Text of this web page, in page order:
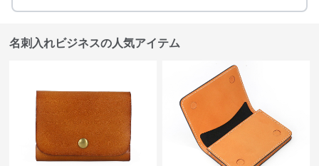
名刺入れビジネスの人気アイテム